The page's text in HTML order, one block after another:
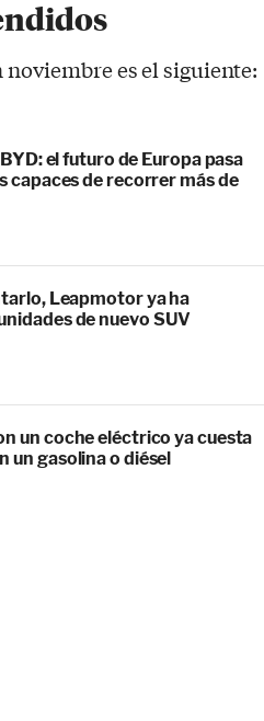
es el siguiente:
el futuro de Europa pasa
capaces de recorrer más de
Leapmotor ya ha
de nuevo SUV
un coche eléctrico ya cuesta
un gasolina o diésel